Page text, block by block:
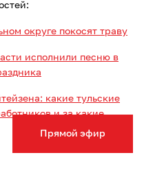
Прямой эфир
округе покосят траву
исполнили песню в
какие тульские
и за какие